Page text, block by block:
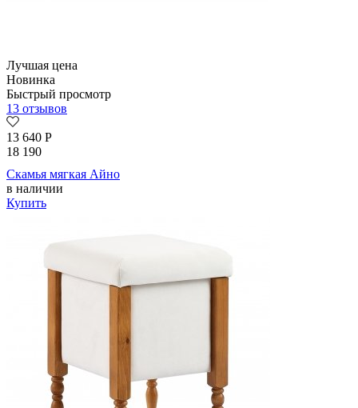
Лучшая цена
Новинка
Быстрый просмотр
13 отзывов
13 640 Р
18 190
Скамья мягкая Айно
в наличии
Купить